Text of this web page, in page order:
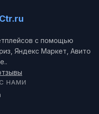
Ctr.ru
с помощью
Яндекс Маркет, Авито
НАМИ